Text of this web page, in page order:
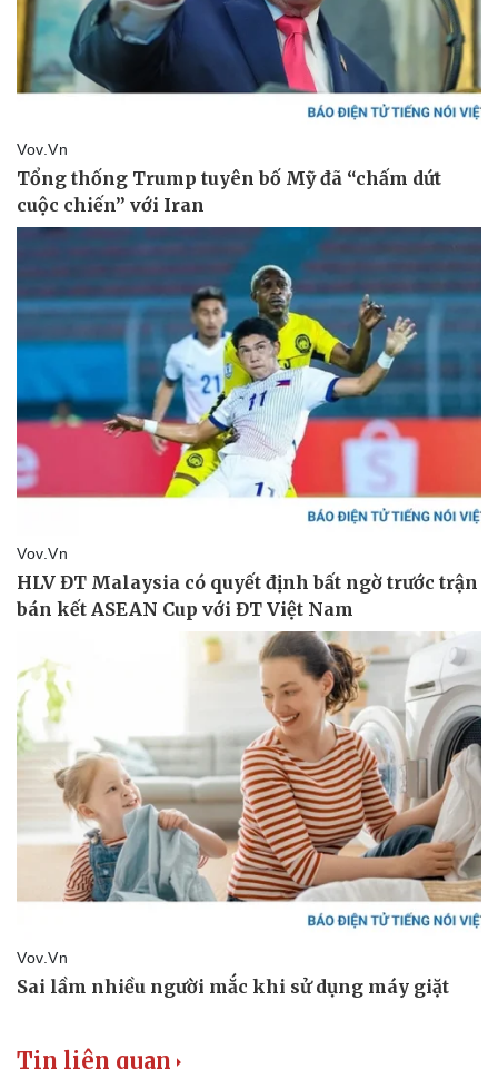
Thể thao
Bóng đá
Lịch thi đấu bóng đá
Thế giới thể thao
Ô tô - Xe máy
Tư vấn
Tin liên quan